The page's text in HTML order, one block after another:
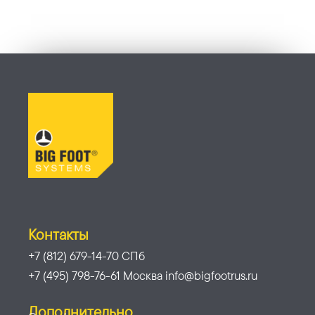
Контакты
+7 (812) 679-14-70 СПб
+7 (495) 798-76-61 Москва info@bigfootrus.ru